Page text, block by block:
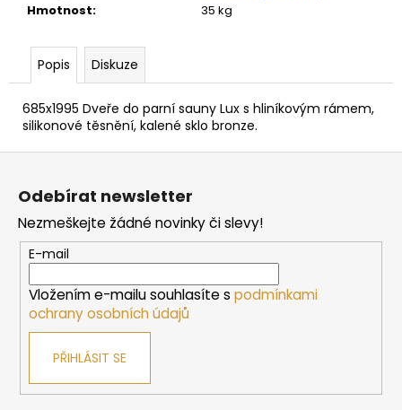
Hmotnost: 35 kg
Popis Diskuze
685x1995 Dveře do parní sauny Lux s hliníkovým rámem,
silikonové těsnění, kalené sklo bronze.
u
m
e
SAUNOVÁ
KAMNA
NA
DŘEVO
HARVIA
M3
16
212
Kč
Z
Odebírat newsletter
Nezmeškejte žádné novinky či slevy!
E-mail
Vložením e-mailu souhlasíte s podmínkami
ochrany osobních údajů
PŘIHLÁSIT SE